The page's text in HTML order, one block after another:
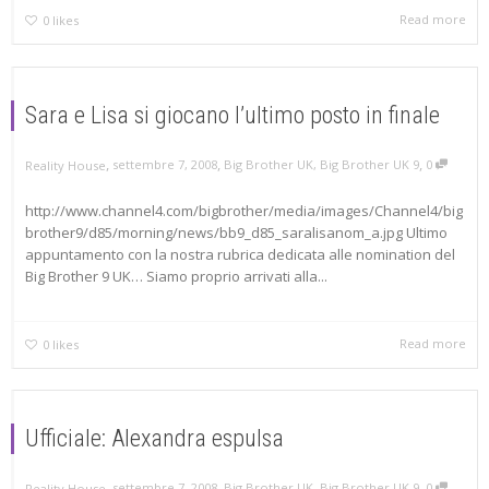
0 likes Read more
Sara e Lisa si giocano l’ultimo posto in finale
Reality House, settembre 7, 2008, Big Brother UK, Big Brother UK 9, 0
http://www.channel4.com/bigbrother/media/images/Channel4/big
brother9/d85/morning/news/bb9_d85_saralisanom_a.jpg Ultimo
appuntamento con la nostra rubrica dedicata alle nomination del
Big Brother 9 UK… Siamo proprio arrivati alla...
0 likes Read more
Ufficiale: Alexandra espulsa